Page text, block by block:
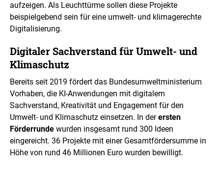
aufzeigen. Als Leuchttürme sollen diese Projekte
beispielgebend sein für eine umwelt- und klimagerechte
Digitalisierung.
Digitaler Sachverstand für Umwelt- und
Klimaschutz
Bereits seit 2019 fördert das Bundesumweltministerium
Vorhaben, die KI-Anwendungen mit digitalem
Sachverstand, Kreativität und Engagement für den
Umwelt- und Klimaschutz einsetzen. In derersten
Förderrunde wurden insgesamt rund 300 Ideen
eingereicht. 36 Projekte mit einer Gesamtfördersumme in
Höhe von rund 46 Millionen Euro wurden bewilligt.